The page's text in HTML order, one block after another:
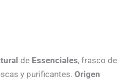
de Essenciales, frasco de
y purificantes.Origen